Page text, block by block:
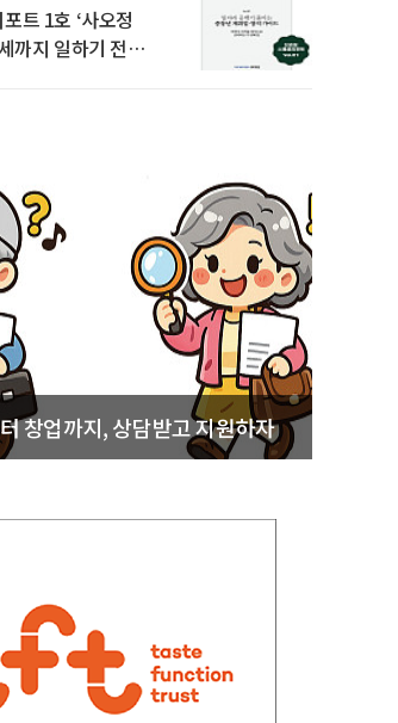
트 1호 ‘사오정
까지 일하기 전략’
창업까지, 상담받고 지원하자